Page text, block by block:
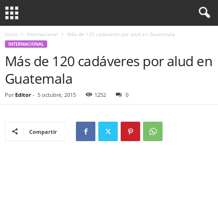
Inicio Internacional Más de 120 cadáveres por alud en Guatemala
INTERNACIONAL
Más de 120 cadáveres por alud en
Guatemala
Por Editor - 5 octubre, 2015 1252 0
Compartir